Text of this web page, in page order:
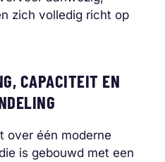
zich volledig richt op
CAPACITEIT EN
over één moderne
is gebouwd met een